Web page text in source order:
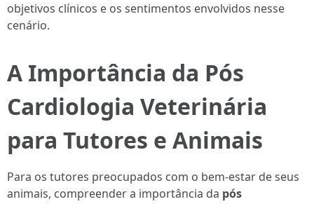
objetivos clínicos e os sentimentos envolvidos nesse
cenário.
A Importância da Pós
Cardiologia Veterinária
para Tutores e Animais
Para os tutores preocupados com o bem-estar de seus
animais, compreender a importância da pós